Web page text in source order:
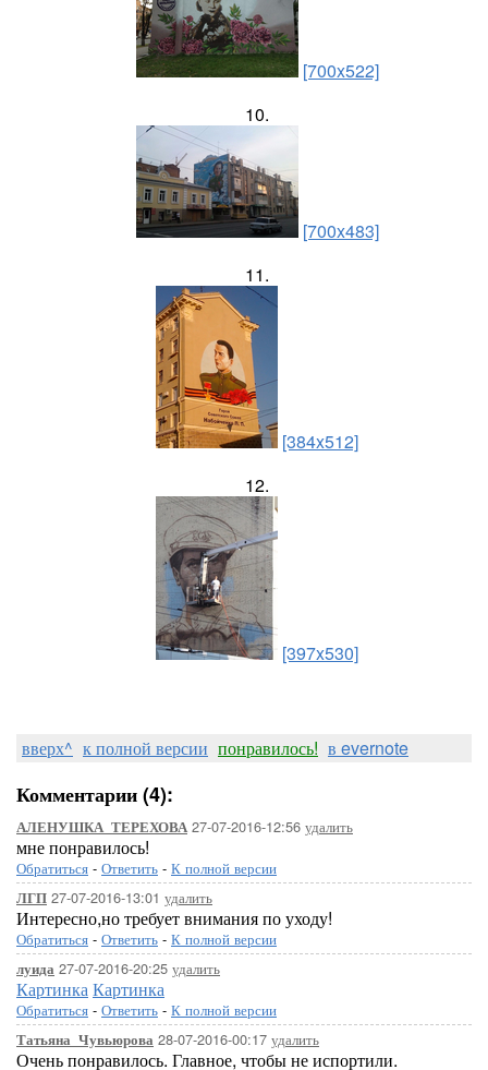
[700x522]
10.
[700x483]
11.
[384x512]
12.
[397x530]
вверх^ к полной версии понравилось! в evernote
Комментарии (4):
АЛЕНУШКА_ТЕРЕХОВА 27-07-2016-12:56 удалить
мне понравилось!
Обратиться - Ответить - К полной версии
ЛГП 27-07-2016-13:01 удалить
Интересно,но требует внимания по уходу!
Обратиться - Ответить - К полной версии
луида 27-07-2016-20:25 удалить
КартинкаКартинка
Обратиться - Ответить - К полной версии
Татьяна_Чувьюрова 28-07-2016-00:17 удалить
Очень понравилось. Главное, чтобы не испортили.